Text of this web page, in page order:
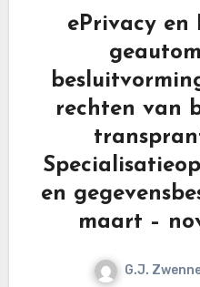
ePrivacy en
rechten van
en
maart –
G.J.